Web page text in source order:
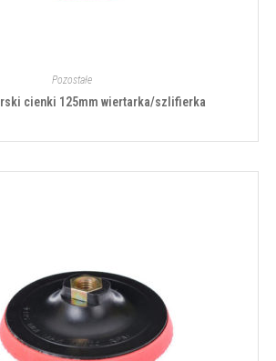
Pozostałe
cienki 125mm wiertarka/szlifierka